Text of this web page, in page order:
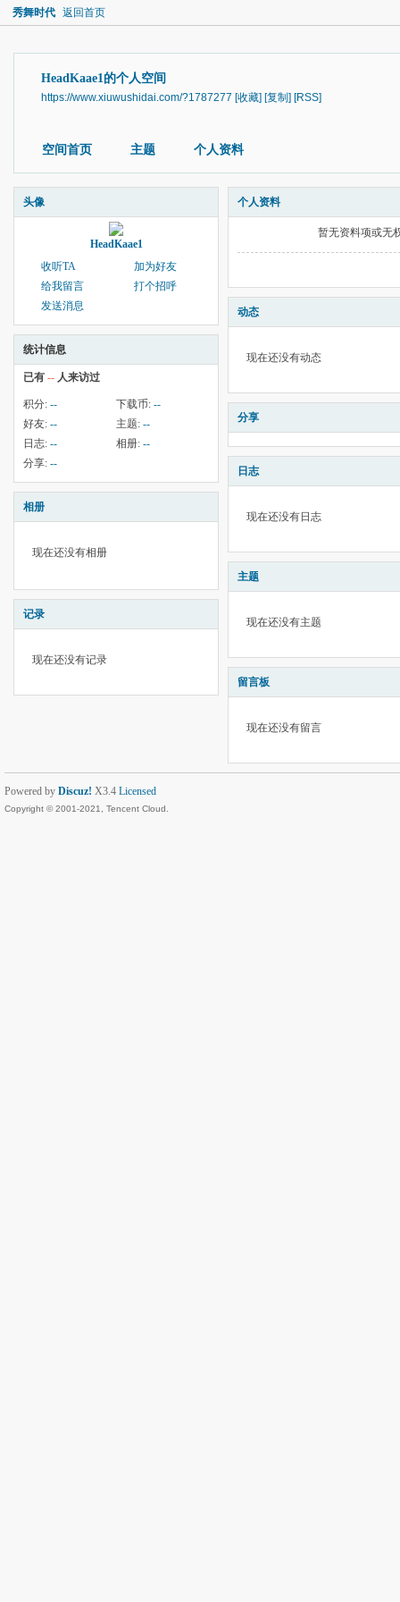
秀舞时代 返回首页
HeadKaae1的个人空间
https://www.xiuwushidai.com/?1787277 [收藏] [复制] [RSS]
空间首页 主题 个人资料
头像
HeadKaae1
收听TA
加为好友
给我留言
打个招呼
发送消息
统计信息
已有 -- 人来访过
积分: -- 下载币: --
好友: -- 主题: --
日志: -- 相册: --
分享: --
相册
现在还没有相册
记录
现在还没有记录
个人资料
暂无资料项或无
动态
现在还没有动态
分享
日志
现在还没有日志
主题
现在还没有主题
留言板
现在还没有留言
Powered by Discuz! X3.4 Licensed
Copyright © 2001-2021, Tencent Cloud.